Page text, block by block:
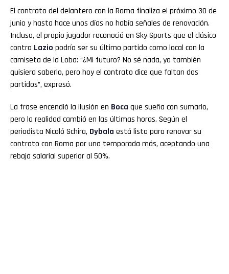
El contrato del delantero con la Roma finaliza el próximo 30 de
junio y hasta hace unos días no había señales de renovación.
Incluso, el propio jugador reconoció en Sky Sports que el clásico
contra Lazio podría ser su último partido como local con la
camiseta de la Loba: “¿Mi futuro? No sé nada, yo también
quisiera saberlo, pero hoy el contrato dice que faltan dos
partidos”, expresó.
La frase encendió la ilusión en Boca que sueña con sumarlo,
pero la realidad cambió en las últimas horas. Según el
periodista Nicoló Schira, Dybala está listo para renovar su
contrato con Roma por una temporada más, aceptando una
rebaja salarial superior al 50%.